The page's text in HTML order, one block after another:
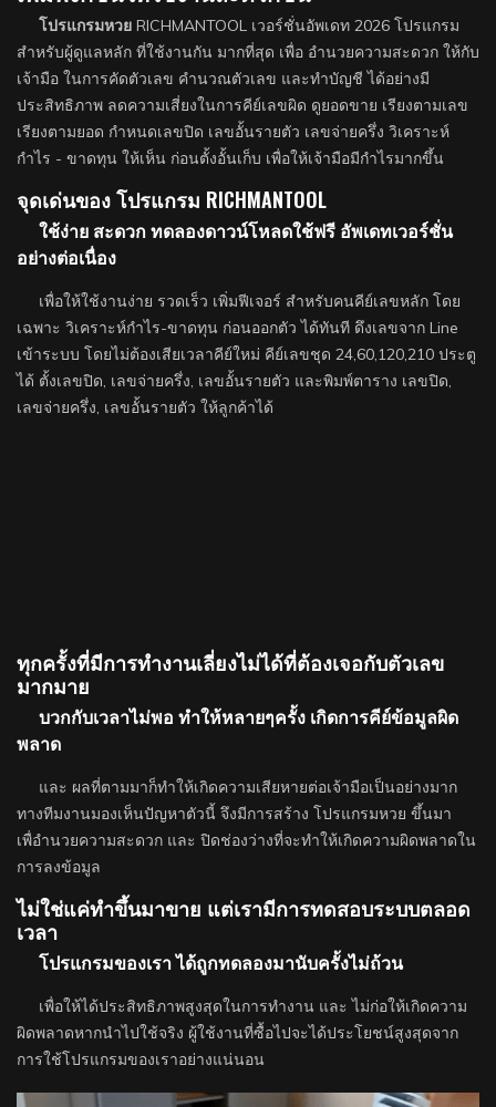
โปรแกรมหวย RICHMANTOOL เวอร์ชั่นอัพเดท 2026 โปรแกรม
สำหรับผู้ดูแลหลัก ที่ใช้งานกัน มากที่สุด เพื่อ อำนวยความสะดวก ให้กับ
เจ้ามือ ในการคัดตัวเลข คำนวณตัวเลข และทำบัญชี ได้อย่างมี
ประสิทธิภาพ ลดความเสี่ยงในการคีย์เลขผิด ดูยอดขาย เรียงตามเลข
เรียงตามยอด กำหนดเลขปิด เลขอั้นรายตัว เลขจ่ายครึ่ง วิเคราะห์
กำไร - ขาดทุน ให้เห็น ก่อนตั้งอั้นเก็บ เพื่อให้เจ้ามือมีกำไรมากขึ้น
จุดเด่นของ โปรแกรม RICHMANTOOL
ใช้ง่าย สะดวก ทดลองดาวน์โหลดใช้ฟรี อัพเดทเวอร์ชั่น
อย่างต่อเนื่อง
เพื่อให้ใช้งานง่าย รวดเร็ว เพิ่มฟีเจอร์ สำหรับคนคีย์เลขหลัก โดย
เฉพาะ วิเคราะห์กำไร-ขาดทุน ก่อนออกตัว ได้ทันที ดึงเลขจาก Line
เข้าระบบ โดยไม่ต้องเสียเวลาคีย์ใหม่ คีย์เลขชุด 24,60,120,210 ประตู
ได้ ตั้งเลขปิด, เลขจ่ายครึ่ง, เลขอั้นรายตัว และพิมพ์ตาราง เลขปิด,
เลขจ่ายครึ่ง, เลขอั้นรายตัว ให้ลูกค้าได้
ทุกครั้งที่มีการทำงานเลี่ยงไม่ได้ที่ต้องเจอกับตัวเลข
มากมาย
บวกกับเวลาไม่พอ ทำให้หลายๆครั้ง เกิดการคีย์ข้อมูลผิด
พลาด
และ ผลที่ตามมาก็ทำให้เกิดความเสียหายต่อเจ้ามือเป็นอย่างมาก
ทางทีมงานมองเห็นปัญหาตัวนี้ จึงมีการสร้าง โปรแกรมหวย ขึ้นมา
เพื่อำนวยความสะดวก และ ปิดช่องว่างที่จะทำให้เกิดความผิดพลาดใน
การลงข้อมูล
ไม่ใช่แค่ทำขึ้นมาขาย แต่เรามีการทดสอบระบบตลอด
เวลา
โปรแกรมของเรา ได้ถูกทดลองมานับครั้งไม่ถ้วน
เพื่อให้ได้ประสิทธิภาพสูงสุดในการทำงาน และ ไม่ก่อให้เกิดความ
ผิดพลาดหากนำไปใช้จริง ผู้ใช้งานที่ซื้อไปจะได้ประโยชน์สูงสุดจาก
การใช้โปรแกรมของเราอย่างแน่นอน